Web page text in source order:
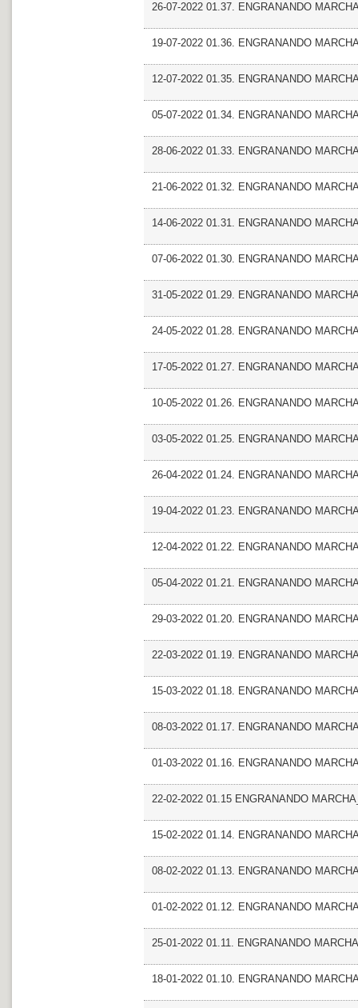
26-07-2022 01.37. ENGRANANDO
19-07-2022 01.36. ENGRANANDO
12-07-2022 01.35. ENGRANANDO
05-07-2022 01.34. ENGRANANDO
28-06-2022 01.33. ENGRANANDO
21-06-2022 01.32. ENGRANANDO
14-06-2022 01.31. ENGRANANDO
07-06-2022 01.30. ENGRANANDO
31-05-2022 01.29. ENGRANANDO
24-05-2022 01.28. ENGRANANDO
17-05-2022 01.27. ENGRANANDO
10-05-2022 01.26. ENGRANANDO
03-05-2022 01.25. ENGRANANDO
26-04-2022 01.24. ENGRANANDO
19-04-2022 01.23. ENGRANANDO
12-04-2022 01.22. ENGRANANDO
05-04-2022 01.21. ENGRANANDO
29-03-2022 01.20. ENGRANANDO
22-03-2022 01.19. ENGRANANDO
15-03-2022 01.18. ENGRANANDO
08-03-2022 01.17. ENGRANANDO
01-03-2022 01.16. ENGRANANDO
22-02-2022 01.15 ENGRANANDO
15-02-2022 01.14. ENGRANANDO
08-02-2022 01.13. ENGRANANDO
01-02-2022 01.12. ENGRANANDO
25-01-2022 01.11. ENGRANANDO
18-01-2022 01.10. ENGRANANDO